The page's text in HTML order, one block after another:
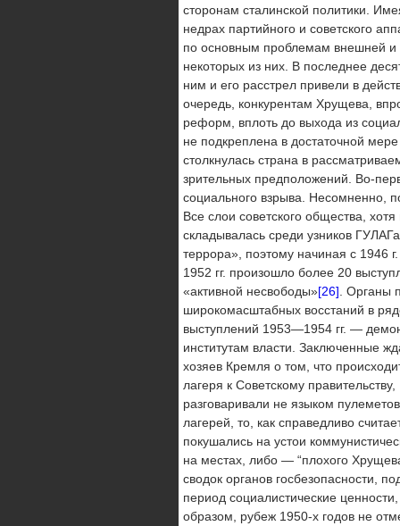
сторонам сталин­ской политики.
недрах партийного и советского
по основным проблемам внешней и
некоторых из них. В последнее
ним и его расстрел привели в
очередь, конкурентам Хрущева,
реформ, вплоть до выхода из
не подкреплена в достаточной
столкнулась страна в
зрительных предположений. Во-
социального взрыва. Несомненно,
Все слои советского общества,
складывалась среди узников
террора», поэтому на­чиная с 1946
1952 гг. произошло более 20
«активной несвободы»[26] . Органы
широкомасштабных восстаний в
выступлений 1953—1954 гг. —
институтам власти. Заключенные
хозяев Кремля о том, что
лагеря к Советскому
разговаривали не языком
лагерей, то, как справедливо
покушались на устои
на местах, либо — “плохого
сводок органов госбезопасности,
период социалистические
образом, рубеж 1950-х годов не